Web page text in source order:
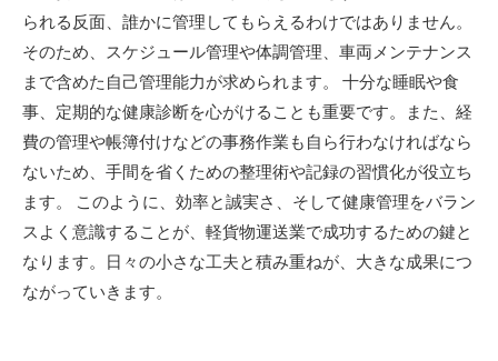
られる反面、誰かに管理してもらえるわけではありません。
そのため、スケジュール管理や体調管理、車両メンテナンス
まで含めた自己管理能力が求められます。 十分な睡眠や食
事、定期的な健康診断を心がけることも重要です。また、経
費の管理や帳簿付けなどの事務作業も自ら行わなければなら
ないため、手間を省くための整理術や記録の習慣化が役立ち
ます。 このように、効率と誠実さ、そして健康管理をバラン
スよく意識することが、軽貨物運送業で成功するための鍵と
なります。日々の小さな工夫と積み重ねが、大きな成果につ
ながっていきます。